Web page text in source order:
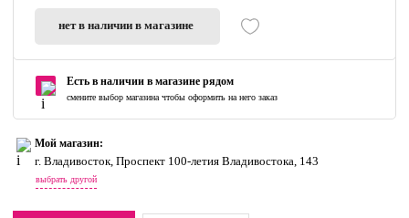
нет в наличии в магазине
Есть в наличии в магазине рядом
смените выбор магазина чтобы оформить на него заказ
Мой магазин:
г. Владивосток, Проспект 100-летия Владивостока, 143
выбрать другой